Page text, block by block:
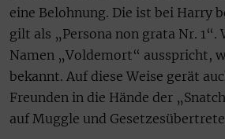
eine Belohnung. Die ist bei Harry
gilt als „Persona non grata Nr. 1“.
Namen „Voldemort“ ausspricht,
bekannt. Auf diese Weise gerät
Freunden in die Hände der
auf Muggle und